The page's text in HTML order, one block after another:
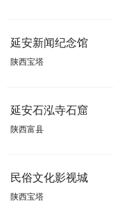
延安新闻纪念馆
陕西宝塔
延安石泓寺石窟
陕西富县
民俗文化影视城
陕西宝塔